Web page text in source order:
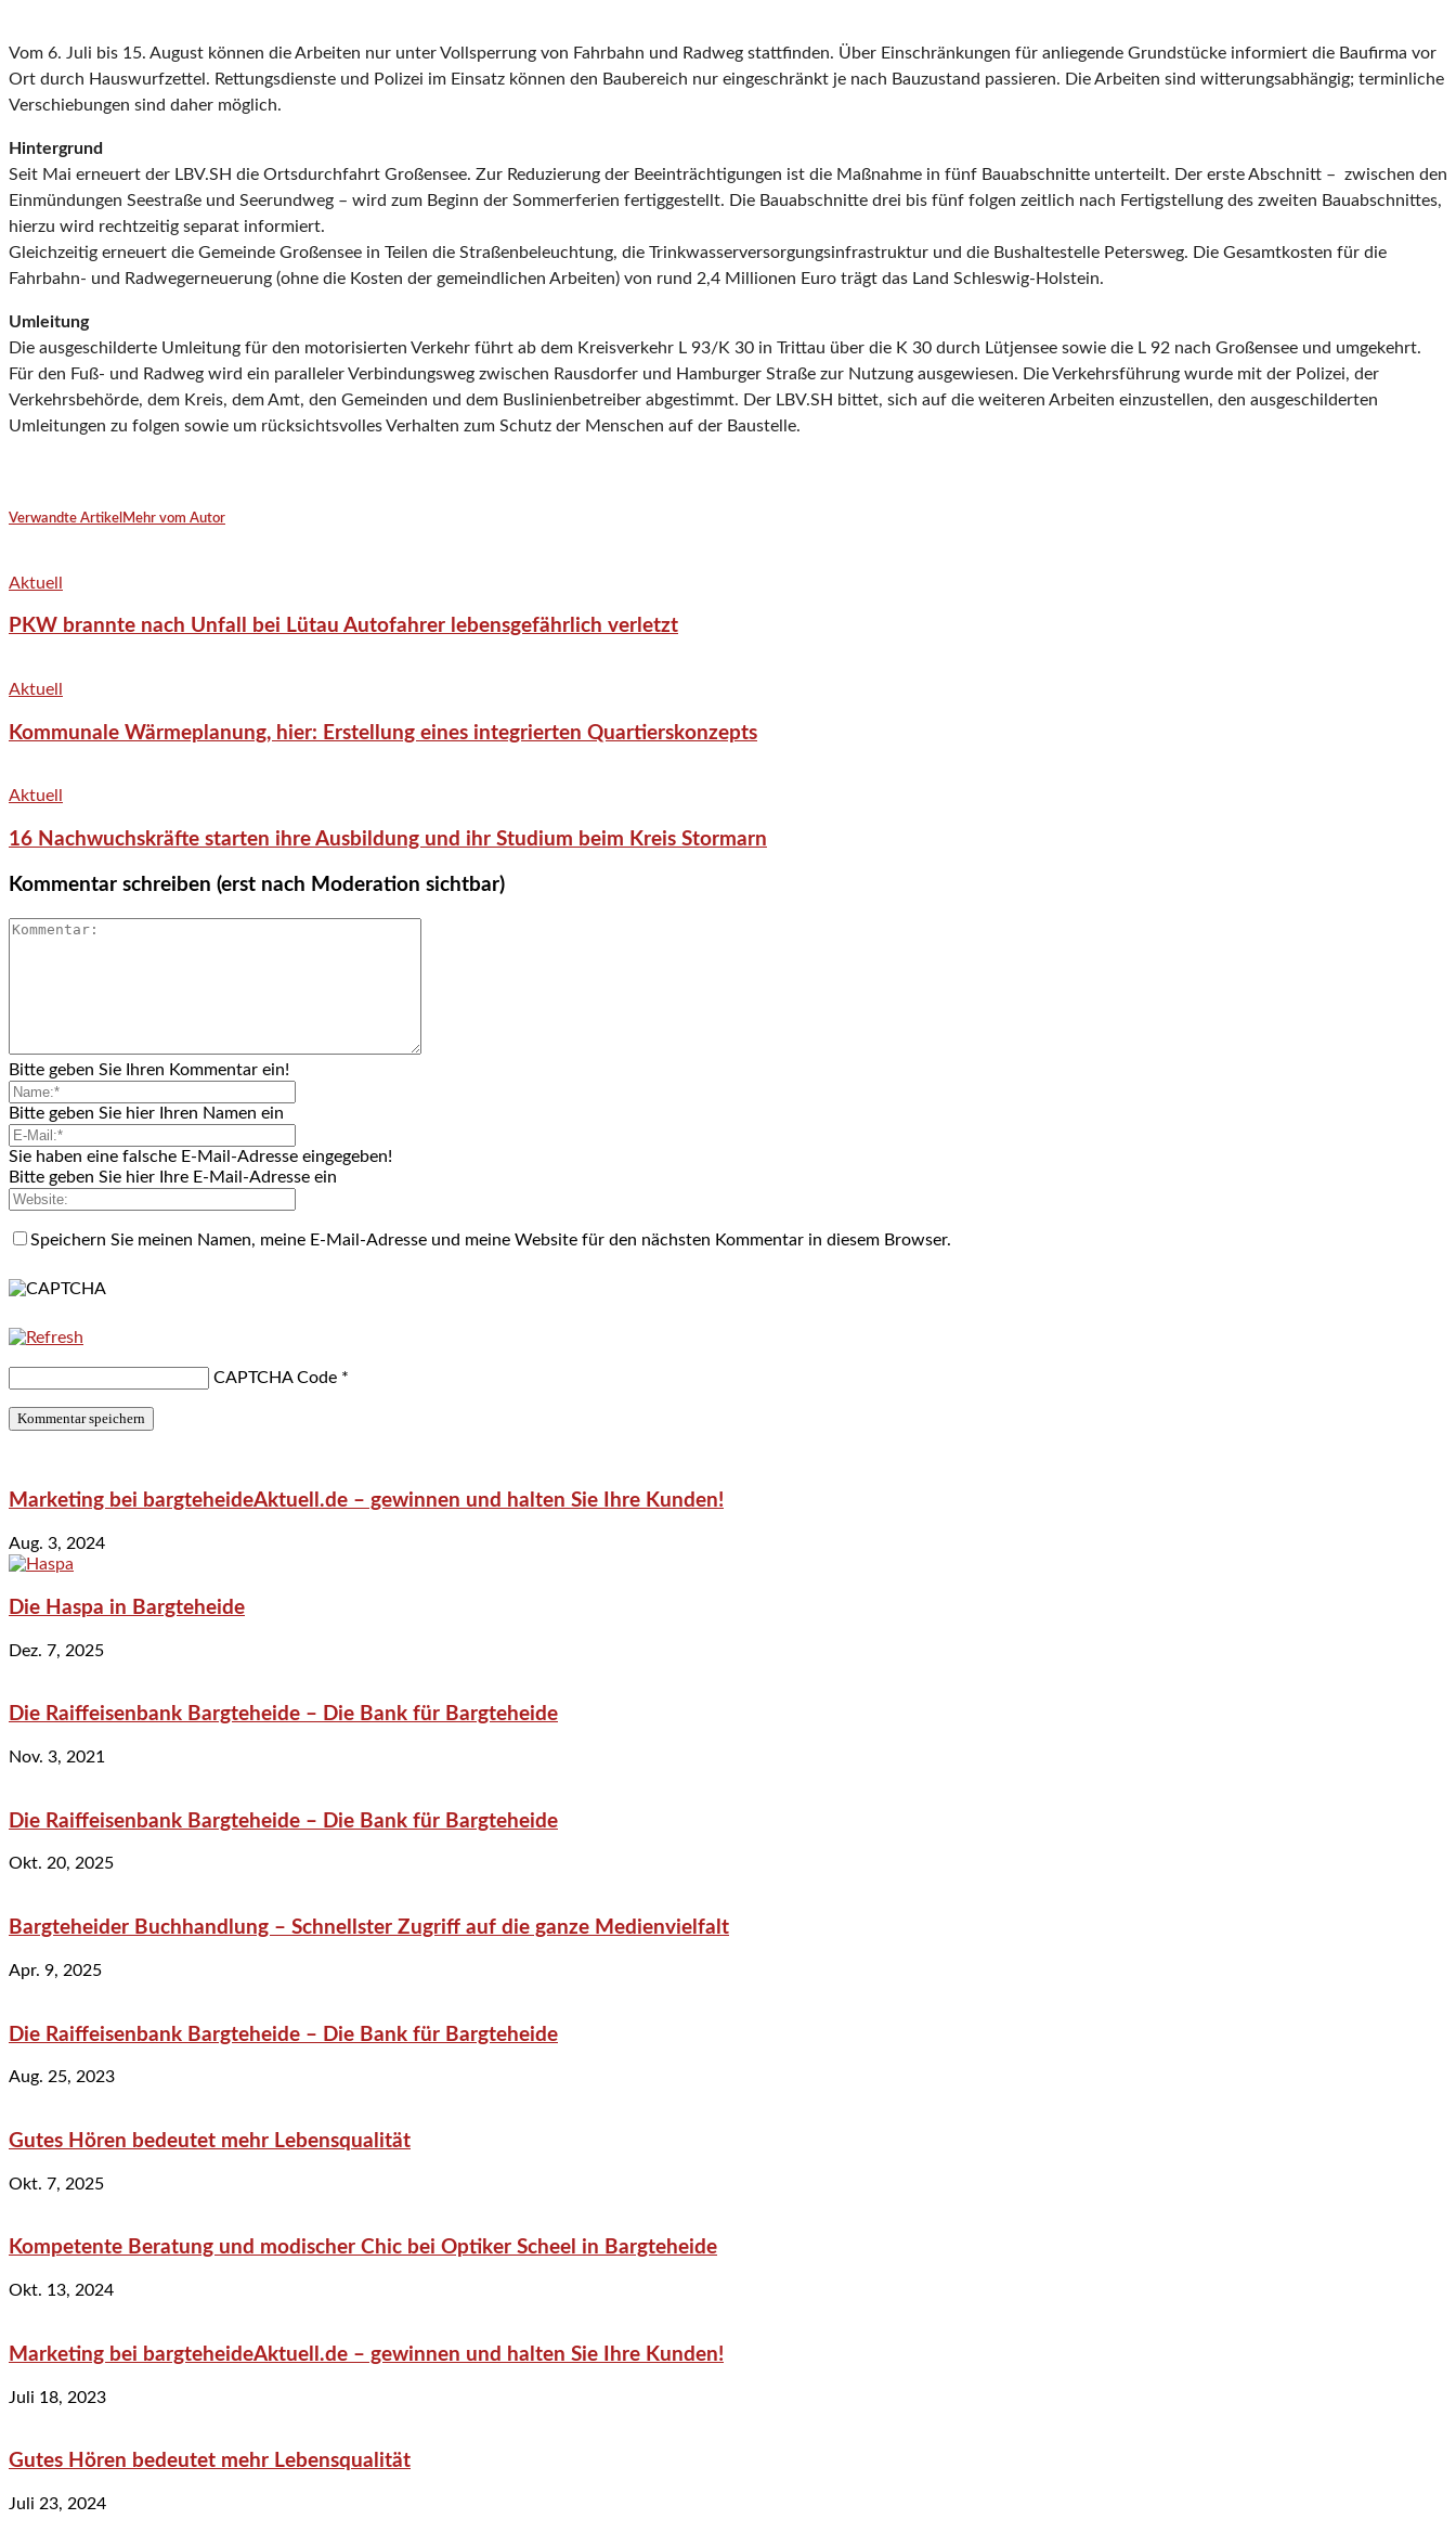
Vom 6. Juli bis 15. August können die Arbeiten nur unter Vollsperrung von Fahrbahn und Radweg stattfinden. Über Einschränkungen für anliegende Grundstücke informiert die Baufirma vor
Ort durch Hauswurfzettel. Rettungsdienste und Polizei im Einsatz können den Baubereich nur eingeschränkt je nach Bauzustand passieren. Die Arbeiten sind witterungsabhängig; terminliche
Verschiebungen sind daher möglich.
Hintergrund
Seit Mai erneuert der LBV.SH die Ortsdurchfahrt Großensee. Zur Reduzierung der Beeinträchtigungen ist die Maßnahme in fünf Bauabschnitte unterteilt. Der erste Abschnitt – zwischen den
Einmündungen Seestraße und Seerundweg – wird zum Beginn der Sommerferien fertiggestellt. Die Bauabschnitte drei bis fünf folgen zeitlich nach Fertigstellung des zweiten Bauabschnittes,
hierzu wird rechtzeitig separat informiert.
Gleichzeitig erneuert die Gemeinde Großensee in Teilen die Straßenbeleuchtung, die Trinkwasserversorgungsinfrastruktur und die Bushaltestelle Petersweg. Die Gesamtkosten für die
Fahrbahn- und Radwegerneuerung (ohne die Kosten der gemeindlichen Arbeiten) von rund 2,4 Millionen Euro trägt das Land Schleswig-Holstein.
Umleitung
Die ausgeschilderte Umleitung für den motorisierten Verkehr führt ab dem Kreisverkehr L 93/K 30 in Trittau über die K 30 durch Lütjensee sowie die L 92 nach Großensee und umgekehrt.
Für den Fuß- und Radweg wird ein paralleler Verbindungsweg zwischen Rausdorfer und Hamburger Straße zur Nutzung ausgewiesen. Die Verkehrsführung wurde mit der Polizei, der
Verkehrsbehörde, dem Kreis, dem Amt, den Gemeinden und dem Buslinienbetreiber abgestimmt. Der LBV.SH bittet, sich auf die weiteren Arbeiten einzustellen, den ausgeschilderten
Umleitungen zu folgen sowie um rücksichtsvolles Verhalten zum Schutz der Menschen auf der Baustelle.
Verwandte Artikel Mehr vom Autor
Aktuell
PKW brannte nach Unfall bei Lütau Autofahrer lebensgefährlich verletzt
Aktuell
Kommunale Wärmeplanung, hier: Erstellung eines integrierten Quartierskonzepts
Aktuell
16 Nachwuchskräfte starten ihre Ausbildung und ihr Studium beim Kreis Stormarn
Kommentar schreiben (erst nach Moderation sichtbar)
Bitte geben Sie Ihren Kommentar ein!
Bitte geben Sie hier Ihren Namen ein
Sie haben eine falsche E-Mail-Adresse eingegeben!
Bitte geben Sie hier Ihre E-Mail-Adresse ein
Speichern Sie meinen Namen, meine E-Mail-Adresse und meine Website für den nächsten Kommentar in diesem Browser.
CAPTCHA Code *
Marketing bei bargteheideAktuell.de – gewinnen und halten Sie Ihre Kunden!
Aug. 3, 2024
Die Haspa in Bargteheide
Dez. 7, 2025
Die Raiffeisenbank Bargteheide – Die Bank für Bargteheide
Nov. 3, 2021
Die Raiffeisenbank Bargteheide – Die Bank für Bargteheide
Okt. 20, 2025
Bargteheider Buchhandlung – Schnellster Zugriff auf die ganze Medienvielfalt
Apr. 9, 2025
Die Raiffeisenbank Bargteheide – Die Bank für Bargteheide
Aug. 25, 2023
Gutes Hören bedeutet mehr Lebensqualität
Okt. 7, 2025
Kompetente Beratung und modischer Chic bei Optiker Scheel in Bargteheide
Okt. 13, 2024
Marketing bei bargteheideAktuell.de – gewinnen und halten Sie Ihre Kunden!
Juli 18, 2023
Gutes Hören bedeutet mehr Lebensqualität
Juli 23, 2024